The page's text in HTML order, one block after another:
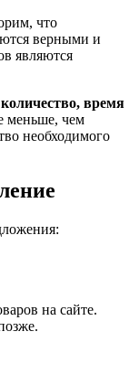
что
верными и
являются
время
меньше, чем
необходимого
на сайте.